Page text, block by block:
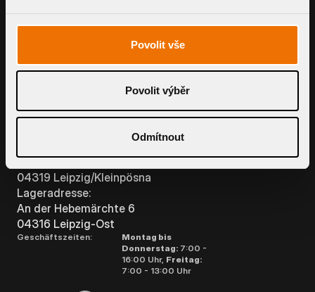
Povolit vše
Povolit výběr
Odmítnout
TOPWET GmbH
USt. IdNr. DE190626176
Handelsregisternummer: hrb 13854
An der Weide 1
04319 Leipzig/Kleinpösna
Lageradresse:
An der Hebemärchte 6
04316 Leipzig-Ost
Geschäftszeiten:
Montag bis
Donnerstag: 7:00 -
16:00 Uhr, Freitag:
7:00 - 13:00 Uhr